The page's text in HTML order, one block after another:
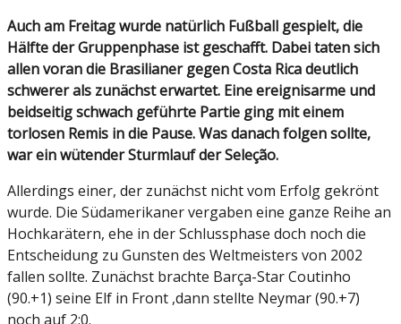
Auch am Freitag wurde natürlich Fußball gespielt, die
Hälfte der Gruppenphase ist geschafft. Dabei taten sich
allen voran die Brasilianer gegen Costa Rica deutlich
schwerer als zunächst erwartet. Eine ereignisarme und
beidseitig schwach geführte Partie ging mit einem
torlosen Remis in die Pause. Was danach folgen sollte,
war ein wütender Sturmlauf der Seleção.
Allerdings einer, der zunächst nicht vom Erfolg gekrönt
wurde. Die Südamerikaner vergaben eine ganze Reihe an
Hochkarätern, ehe in der Schlussphase doch noch die
Entscheidung zu Gunsten des Weltmeisters von 2002
fallen sollte. Zunächst brachte Barça-Star Coutinho
(90.+1) seine Elf in Front ,dann stellte Neymar (90.+7)
noch auf 2:0.